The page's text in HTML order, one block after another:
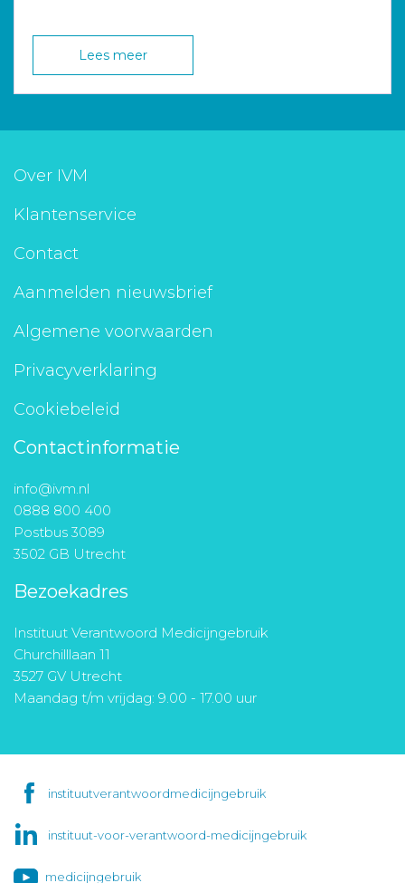
Lees meer
Over IVM
Klantenservice
Contact
Aanmelden nieuwsbrief
Algemene voorwaarden
Privacyverklaring
Cookiebeleid
Contactinformatie
info@ivm.nl
0888 800 400
Postbus 3089
3502 GB Utrecht
Bezoekadres
Instituut Verantwoord Medicijngebruik
Churchilllaan 11
3527 GV Utrecht
Maandag t/m vrijdag: 9.00 - 17.00 uur
instituutverantwoordmedicijngebruik
instituut-voor-verantwoord-medicijngebruik
medicijngebruik